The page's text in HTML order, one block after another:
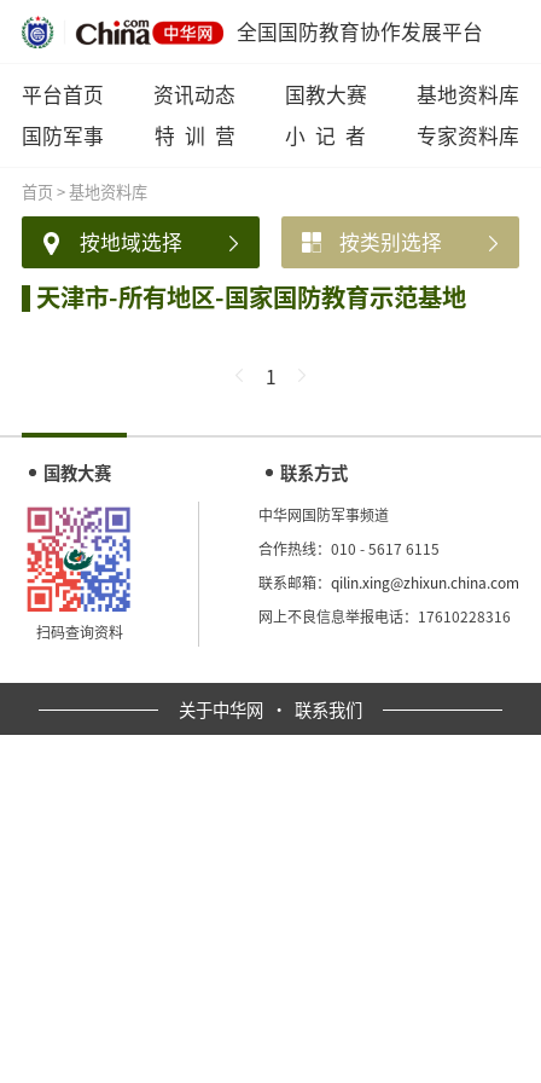
全国国防教育协作发展平台
平台首页 资讯动态 国教大赛
基地资料库
国防军事
特 训 营 小 记 者 专家资料库
首页>基地资料库
按地域选择 按类别选择
天津市-所有地区-国家国防教育示范基地
1
国教大赛
扫码查询资料
联系方式
中华网国防军事频道
合作热线：010 - 5617 6115
联系邮箱：qilin.xing@zhixun.china.com
网上不良信息举报电话：17610228316
关于中华网 · 联系我们